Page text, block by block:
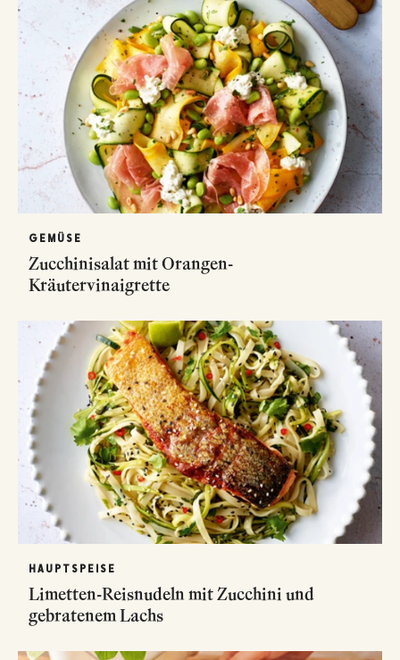
GEMÜSE
Zucchinisalat mit Orangen-
Kräutervinaigrette
HAUPTSPEISE
Limetten-Reisnudeln mit Zucchini und
gebratenem Lachs